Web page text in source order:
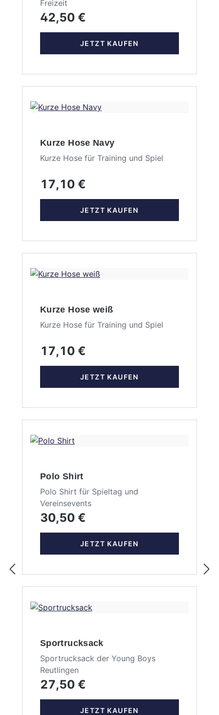
Freizeit
42,50 €
JETZT KAUFEN
Kurze Hose Navy
Kurze Hose für Training und Spiel
17,10 €
JETZT KAUFEN
Kurze Hose weiß
Kurze Hose für Training und Spiel
17,10 €
JETZT KAUFEN
Polo Shirt
Polo Shirt für Spieltag und
Vereinsevents
30,50 €
JETZT KAUFEN
Sportrucksack
Sportrucksack der Young Boys
Reutlingen
27,50 €
JETZT KAUFEN